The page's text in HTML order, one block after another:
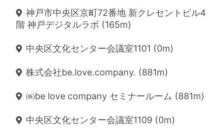
神戸市中央区京町72番地 新クレセントビル4
階 神戸デジタルラボ (165m)
中央区文化センター会議室1101 (0m)
株式会社be.love.company. (881m)
㈱be love company セミナールーム (881m)
中央区文化センター会議室1109 (0m)